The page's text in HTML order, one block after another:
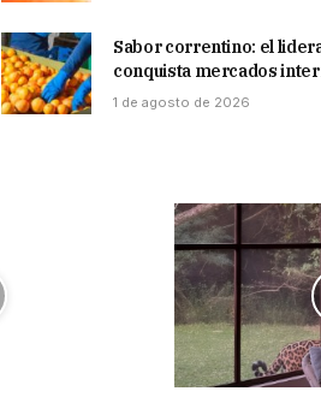
Sabor correntino: el
conquista mercados
1 de agosto de 2026